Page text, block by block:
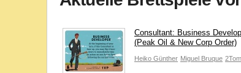
Consultant: Business
(Peak Oil & New Corp Order)
Heiko Günther Miguel Bruque